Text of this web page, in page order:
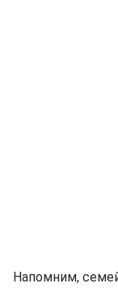
Напомним,